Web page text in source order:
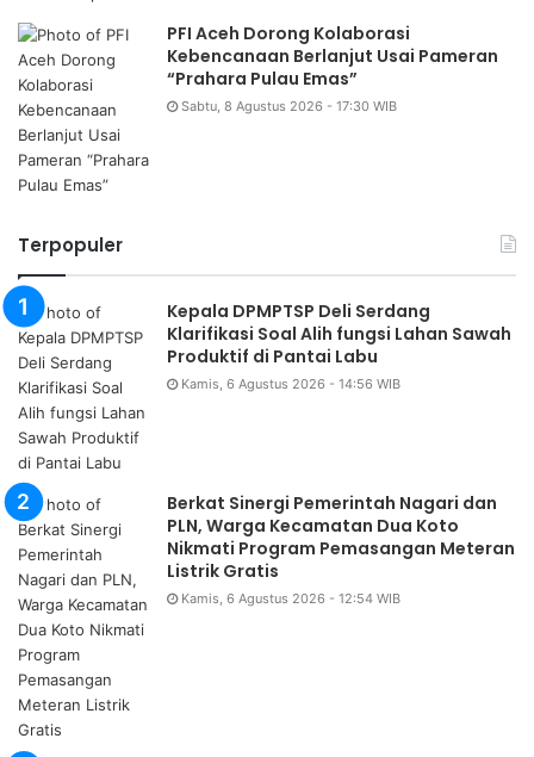
PFI Aceh Dorong Kolaborasi
Kebencanaan Berlanjut Usai Pameran
“Prahara Pulau Emas”
Sabtu, 8 Agustus 2026 - 17:30 WIB
Terpopuler
Kepala DPMPTSP Deli Serdang
Klarifikasi Soal Alih fungsi Lahan Sawah
Produktif di Pantai Labu
Kamis, 6 Agustus 2026 - 14:56 WIB
Berkat Sinergi Pemerintah Nagari dan
PLN, Warga Kecamatan Dua Koto
Nikmati Program Pemasangan Meteran
Listrik Gratis
Kamis, 6 Agustus 2026 - 12:54 WIB